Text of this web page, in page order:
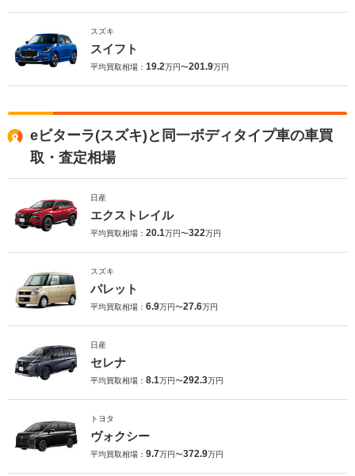
スズキ
スイフト
平均買取相場： 19.2万円〜201.9万円
eビターラ(スズキ)と同一ボディタイプ車の車買
取・査定相場
日産
エクストレイル
平均買取相場： 20.1万円〜322万円
スズキ
パレット
平均買取相場： 6.9万円〜27.6万円
日産
セレナ
平均買取相場： 8.1万円〜292.3万円
トヨタ
ヴォクシー
平均買取相場： 9.7万円〜372.9万円